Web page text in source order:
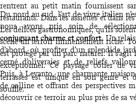
rentrent au petit matin fournissent
restaurants. Dans les assiettes et dans
Les délices gastronomiques, qu'ils
scène un terroir immensément riche.
est protégé par un parc naturel. Il
exceptionnel. Ce paysage côtier de
terrasses est unique en son genre et
souffle.
Du nord au sud, l’art de vivre italien
nous avons pris soin de
conjuguant charme et confort. Un
d’abord, où profiter d’un splendide
cerné d’oliveraies et de reliefs
Puis, à Levanto, une charmante maison
de colline et offrant des perspectives
découvrir ce terroir au plus près de sa